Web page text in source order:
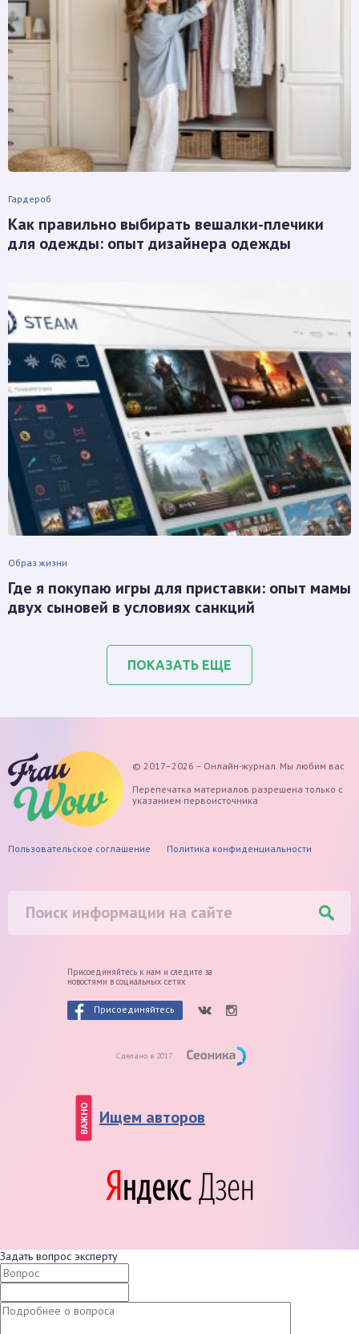
Гардероб
Как правильно выбирать вешалки-плечики
для одежды: опыт дизайнера одежды
Образ жизни
Где я покупаю игры для приставки: опыт мамы
двух сыновей в условиях санкций
ПОКАЗАТЬ ЕЩЕ
© 2017–2026 – Онлайн-журнал. Мы любим вас
Перепечатка материалов разрешена только с
указанием первоисточника
Пользовательское соглашение Политика конфиденциальности
Присоединяйтесь к нам и следите за
новостями в социальных сетях
Присоединяйтесь
Сделано в 2017
ВАЖНО Ищем авторов
Задать вопрос эксперту